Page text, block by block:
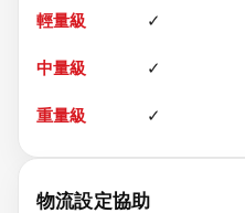
✓
✓
✓
物流設定協助